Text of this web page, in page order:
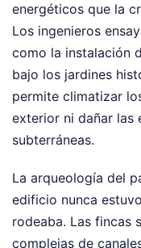
energéticos que la
Los ingenieros
como la instalación
bajo los jardines
permite climatizar
exterior ni dañar las
subterráneas.
La arqueología del
edificio nunca
rodeaba. Las fincas
complejas de